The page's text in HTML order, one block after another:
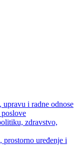
i radne odnose
zdravstvo,